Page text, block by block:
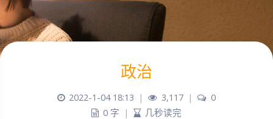
政治
2022-1-04 18:13 | 3,117 |
0
0 字
| 几秒读完